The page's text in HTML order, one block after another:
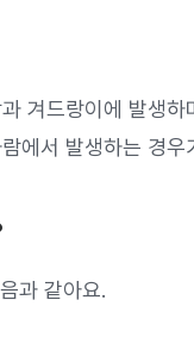
겨드랑이에 발생
에서 발생하는 경우
과 같아요.